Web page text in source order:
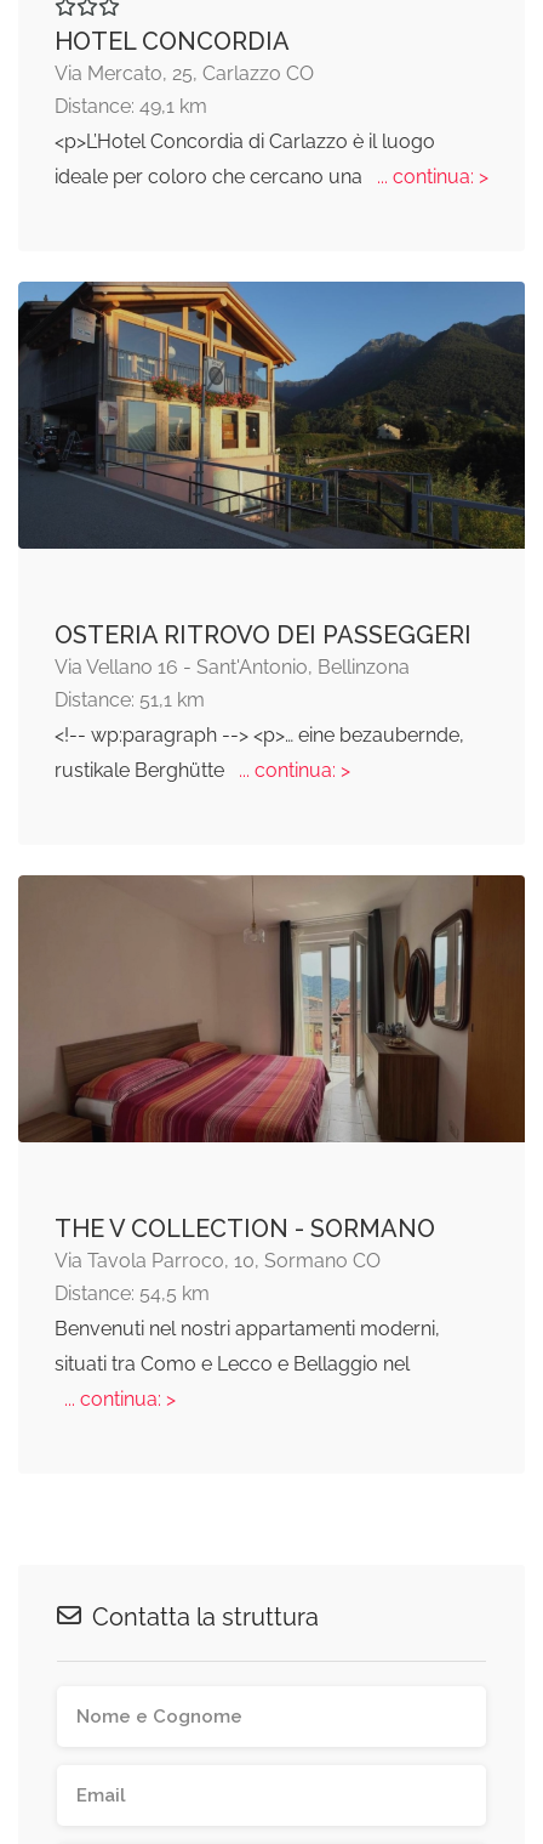
HOTEL CONCORDIA
Via Mercato, 25, Carlazzo CO
Distance: 49,1 km
<p>L’Hotel Concordia di Carlazzo è il luogo
ideale per coloro che cercano una
... continua: >
OSTERIA RITROVO DEI PASSEGGERI
Via Vellano 16 - Sant'Antonio, Bellinzona
Distance: 51,1 km
<!-- wp:paragraph --> <p>… eine bezaubernde,
rustikale Berghütte
... continua: >
THE V COLLECTION - SORMANO
Via Tavola Parroco, 10, Sormano CO
Distance: 54,5 km
Benvenuti nel nostri appartamenti moderni,
situati tra Como e Lecco e Bellaggio nel
... continua: >
Contatta la struttura